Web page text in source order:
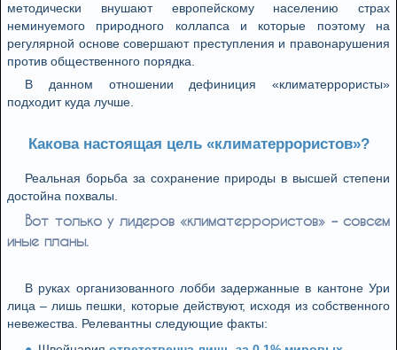
методически внушают европейскому населению страх
неминуемого природного коллапса и которые поэтому на
регулярной основе совершают преступления и правонарушения
против общественного порядка.
В данном отношении дефиниция «климатеррористы»
подходит куда лучше.
Какова настоящая цель «климатеррористов»?
Реальная борьба за сохранение природы в высшей степени
достойна похвалы.
Вот только у лидеров «климатеррористов» – совсем
иные планы.
В руках организованного лобби задержанные в кантоне Ури
лица – лишь пешки, которые действуют, исходя из собственного
невежества. Релевантны следующие факты: